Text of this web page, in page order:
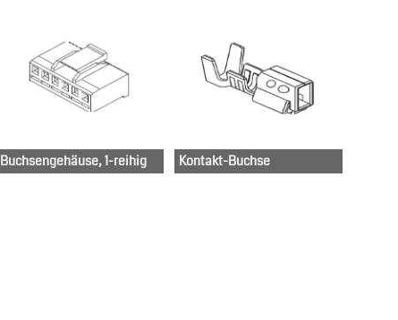
Buchsengehäuse, 1-reihig
Kontakt-Buchse